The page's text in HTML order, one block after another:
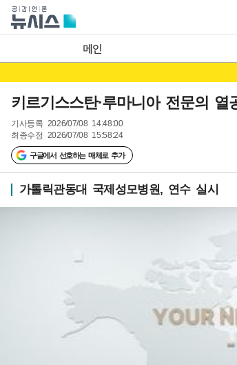
메인
키르기스스탄·루마니아 전문의
기사등록 2026/07/08 14:48:00
최종수정 2026/07/08 15:58:24
구글에서 선호하는 매체로 추가
가톨릭관동대 국제성모병원, 연수 실시